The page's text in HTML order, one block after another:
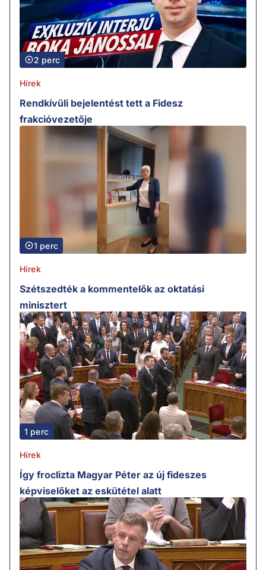
2 perc
Hírek
Rendkívüli bejelentést tett a Fidesz
frakcióvezetője
1 perc
Hírek
Szétszedték a kommentelők az oktatási
minisztert
1 perc
Hírek
Így froclizta Magyar Péter az új fideszes
képviselőket az eskütétel alatt